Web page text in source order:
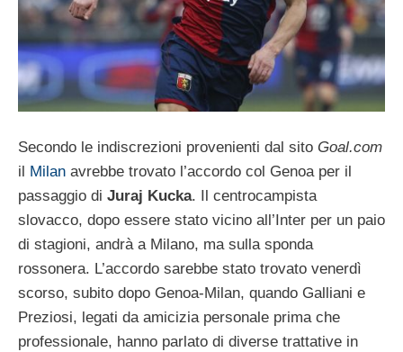
Secondo le indiscrezioni provenienti dal sito Goal.com
il Milan avrebbe trovato l’accordo col Genoa per il
passaggio di Juraj Kucka. Il centrocampista
slovacco, dopo essere stato vicino all’Inter per un paio
di stagioni, andrà a Milano, ma sulla sponda
rossonera. L’accordo sarebbe stato trovato venerdì
scorso, subito dopo Genoa-Milan, quando Galliani e
Preziosi, legati da amicizia personale prima che
professionale, hanno parlato di diverse trattative in